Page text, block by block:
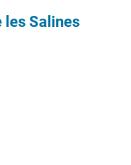
les Salines